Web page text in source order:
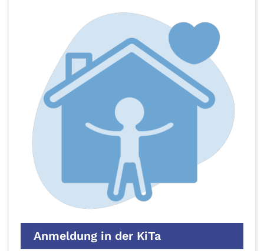
Anmeldung in der KiTa